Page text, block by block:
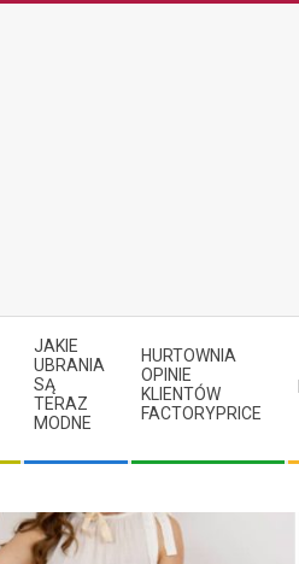
JAKIE
UBRANIA
SĄ
TERAZ
MODNE
HURTOWNIA
OPINIE
KLIENTÓW
FACTORYPRICE